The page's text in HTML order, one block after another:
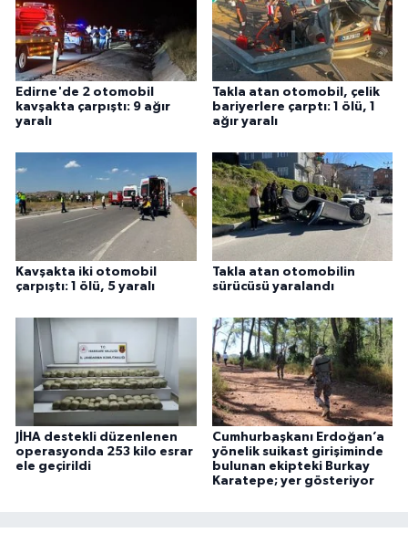
Edirne'de 2 otomobil
kavşakta çarpıştı: 9 ağır
yaralı
Takla atan otomobil, çelik
bariyerlere çarptı: 1 ölü, 1
ağır yaralı
Kavşakta iki otomobil
çarpıştı: 1 ölü, 5 yaralı
Takla atan otomobilin
sürücüsü yaralandı
JİHA destekli düzenlenen
operasyonda 253 kilo esrar
ele geçirildi
Cumhurbaşkanı Erdoğan’a
yönelik suikast girişiminde
bulunan ekipteki Burkay
Karatepe; yer gösteriyor